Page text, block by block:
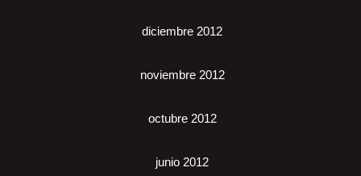
diciembre 2012
noviembre 2012
octubre 2012
junio 2012